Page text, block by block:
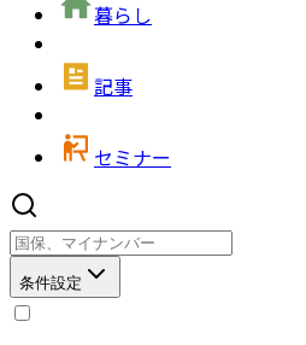
暮らし
記事
セミナー
条件設定